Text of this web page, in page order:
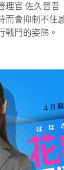
理官 佐久晉吾
而會抑制不住
戰鬥的姿態。